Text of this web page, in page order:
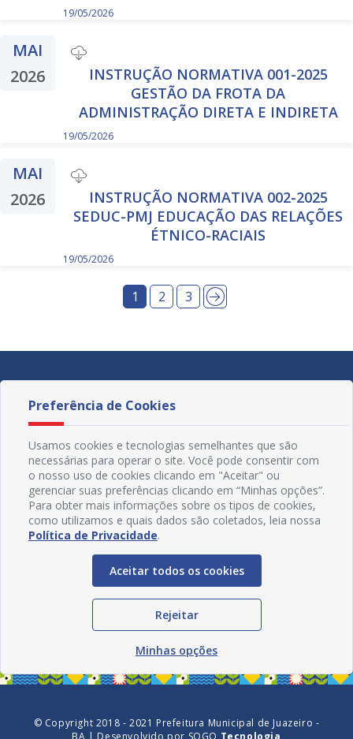
19/05/2026
MAI
2026
INSTRUÇÃO NORMATIVA 001-2025
GESTÃO DA FROTA DA
ADMINISTRAÇÃO DIRETA E INDIRETA
19/05/2026
MAI
2026
INSTRUÇÃO NORMATIVA 002-2025
SEDUC-PMJ EDUCAÇÃO DAS RELAÇÕES
ÉTNICO-RACIAIS
19/05/2026
1 2 3
© Copyright 2018 - 2021 Prefeitura Municipal de Juazeiro -
Preferência de Cookies
Usamos cookies e tecnologias semelhantes que são
necessárias para operar o site. Você pode consentir com
o nosso uso de cookies clicando em "Aceitar" ou
gerenciar suas preferências clicando em “Minhas opções”.
Para obter mais informações sobre os tipos de cookies,
como utilizamos e quais dados são coletados, leia nossa
Política de Privacidade.
Aceitar todos os cookies
Rejeitar
Minhas opções